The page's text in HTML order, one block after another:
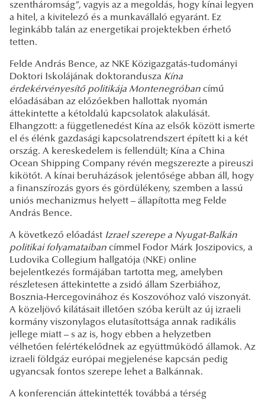
szentháromság”, vagyis az a megoldás, hogy kínai legyen
a hitel, a kivitelező és a munkavállaló egyaránt. Ez
leginkább talán az energetikai projektekben érhető
tetten.
Felde András Bence, az NKE Közigazgatás-tudományi
Doktori Iskolájának doktorandusza Kína
érdekérvényesítő politikája Montenegróban című
előadásában az előzőekben hallottak nyomán
áttekintette a kétoldalú kapcsolatok alakulását.
Elhangzott: a függetlenedést Kína az elsők között ismerte
el és élénk gazdasági kapcsolatrendszert épített ki a két
ország. A kereskedelem is fellendült; Kína a China
Ocean Shipping Company révén megszerezte a pireuszi
kikötőt. A kínai beruházások jelentősége abban áll, hogy
a finanszírozás gyors és gördülékeny, szemben a lassú
uniós mechanizmus helyett – állapította meg Felde
András Bence.
A következő előadást Izrael szerepe a Nyugat-Balkán
politikai folyamataiban címmel Fodor Márk Joszipovics, a
Ludovika Collegium hallgatója (NKE) online
bejelentkezés formájában tartotta meg, amelyben
részletesen áttekintette a zsidó állam Szerbiához,
Bosznia-Hercegovinához és Koszovóhoz való viszonyát.
A közeljövő kilátásait illetően szóba került az új izraeli
kormány viszonylagos elutasítottsága annak radikális
jellege miatt – s az is, hogy ebben a helyzetben
vélhetően felértékelődnek az együttműködő államok. Az
izraeli földgáz európai megjelenése kapcsán pedig
ugyancsak fontos szerepe lehet a Balkánnak.
A konferencián áttekintették továbbá a térség